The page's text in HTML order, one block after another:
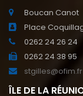
Boucan Canot
Place
0262 24 26 24
0262 24 38 95
stgilles@ofim.fr
ÎLE DE LA